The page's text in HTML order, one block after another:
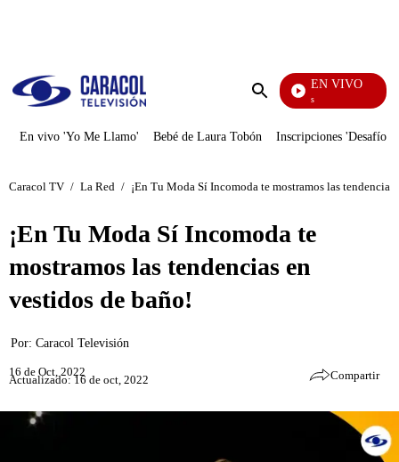
Enviar
EN VIVO
También Caerás
En vivo 'Yo Me Llamo' Bebé de Laura Tobón Inscripciones 'Desafío'
Caracol TV / La Red / ¡En Tu Moda Sí Incomoda te mostramos las
¡En Tu Moda Sí Incomoda te
mostramos las tendencias en
vestidos de baño!
Por: Caracol Televisión
16 de Oct, 2022
Actualizado: 16 de oct, 2022 Compartir